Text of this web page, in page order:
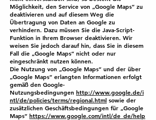
Möglichkeit, den Service von „Google Maps“ zu
deaktivieren und auf diesem Weg die
Übertragung von Daten an Google zu
verhindern. Dazu müssen Sie die Java-Script-
Funktion in Ihrem Browser deaktivieren. Wir
weisen Sie jedoch darauf hin, dass Sie in diesem
Fall die „Google Maps“ nicht oder nur
eingeschränkt nutzen können.
Die Nutzung von „Google Maps“ und der über
„Google Maps“ erlangten Informationen erfolgt
gemäß den Google-
Nutzungsbedingungen http://www.google.de/i
ntl/de/policies/terms/regional.html sowie der
zusätzlichen Geschäftsbedingungen für „Google
Maps“ https://www.google.com/intl/de_de/help